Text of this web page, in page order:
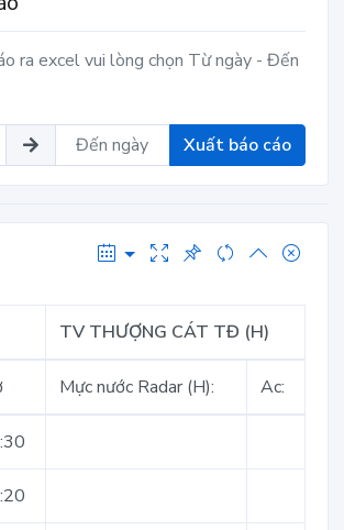
ra excel vui lòng chọn Từ ngày - Đến
Xuất báo cáo
TV THƯỢNG CÁT TĐ (H)
Mực nước Radar (H): Ac: